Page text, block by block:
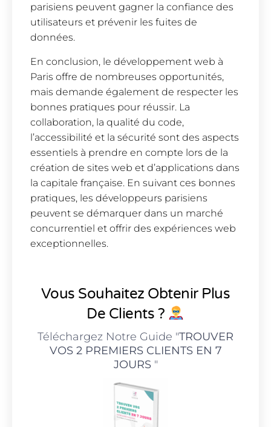
parisiens peuvent gagner la confiance des
utilisateurs et prévenir les fuites de
données.
En conclusion, le développement web à
Paris offre de nombreuses opportunités,
mais demande également de respecter les
bonnes pratiques pour réussir. La
collaboration, la qualité du code,
l’accessibilité et la sécurité sont des aspects
essentiels à prendre en compte lors de la
création de sites web et d’applications dans
la capitale française. En suivant ces bonnes
pratiques, les développeurs parisiens
peuvent se démarquer dans un marché
concurrentiel et offrir des expériences web
exceptionnelles.
Vous Souhaitez Obtenir Plus
De Clients ?
Téléchargez Notre Guide "TROUVER
VOS 2 PREMIERS CLIENTS EN 7
JOURS"